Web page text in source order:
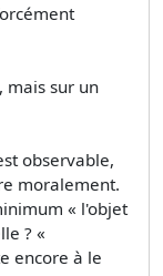
mais sur un
observable,
moralement.
« l'objet
? «
encore à le